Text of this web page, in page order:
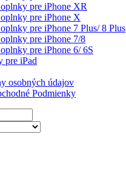
pre iPhone XR
pre iPhone X
pre iPhone 7 Plus/ 8 Plus
pre iPhone 7/8
pre iPhone 6/ 6S
pre iPad
osobných údajov
Podmienky